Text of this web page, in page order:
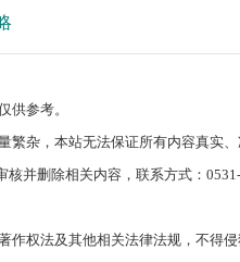
供参考。
繁杂，本站无法保证所有内容真实
并删除相关内容，联系方式：0531-
作权法及其他相关法律法规，不得